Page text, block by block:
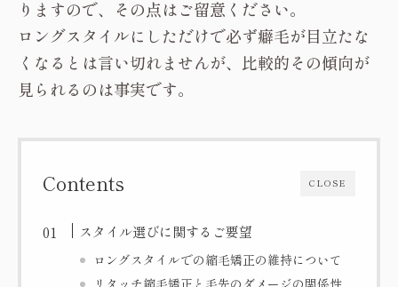
りますので、その点はご留意ください。
ロングスタイルにしただけで必ず癖毛が目立たな
くなるとは言い切れませんが、比較的その傾向が
見られるのは事実です。
CLOSE
Contents
スタイル選びに関するご要望
ロングスタイルでの縮毛矯正の維持について
リタッチ縮毛矯正と毛先のダメージの関係性